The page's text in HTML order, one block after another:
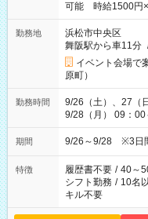
可能 時給1500円
働8時間を越えた
勤務地
浜松市中央区
舞阪駅から車11分
イベント会場で
原町）
勤務時間
9/26（土）、27（
期間 9/26～9/28 ※3日
特徴 履歴書不要 / 40～
シフト勤務 / 10名
キル不要